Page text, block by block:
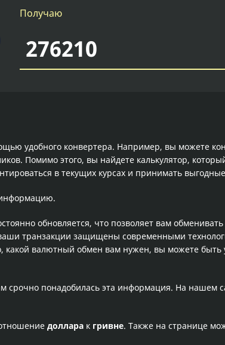
Получаю
удобного конвертера. Например, вы можете
Помимо этого, вы найдете калькулятор,
в текущих курсах и принимать
обновляется, что позволяет вам
транзакции защищены современными
какой валютный обмен вам нужен, вы можете быть
срочно понадобилась эта информация. На нашем
доллара к гривне. Также на странице